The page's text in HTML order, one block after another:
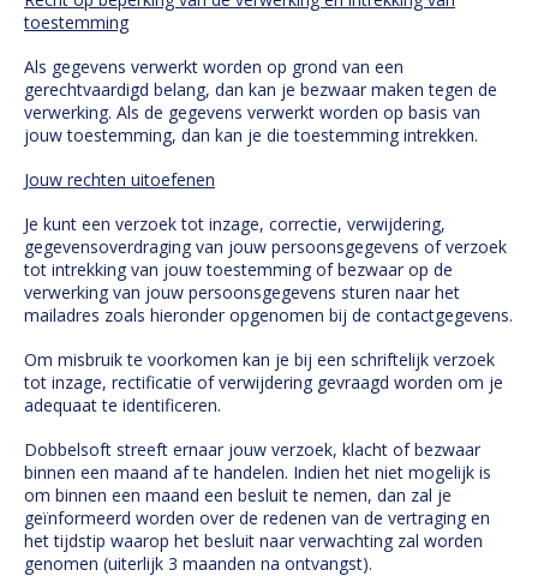
toestemming
Als gegevens verwerkt worden op grond van een
gerechtvaardigd belang, dan kan je bezwaar maken tegen de
verwerking. Als de gegevens verwerkt worden op basis van
jouw toestemming, dan kan je die toestemming intrekken.
Jouw rechten uitoefenen
Je kunt een verzoek tot inzage, correctie, verwijdering,
gegevensoverdraging van jouw persoonsgegevens of verzoek
tot intrekking van jouw toestemming of bezwaar op de
verwerking van jouw persoonsgegevens sturen naar het
mailadres zoals hieronder opgenomen bij de contactgegevens.
Om misbruik te voorkomen kan je bij een schriftelijk verzoek
tot inzage, rectificatie of verwijdering gevraagd worden om je
adequaat te identificeren.
Dobbelsoft streeft ernaar jouw verzoek, klacht of bezwaar
binnen een maand af te handelen. Indien het niet mogelijk is
om binnen een maand een besluit te nemen, dan zal je
geïnformeerd worden over de redenen van de vertraging en
het tijdstip waarop het besluit naar verwachting zal worden
genomen (uiterlijk 3 maanden na ontvangst).